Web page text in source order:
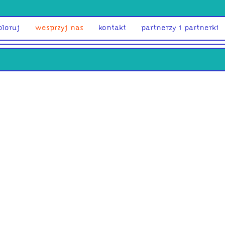
wesprzyj nas kontakt partnerzy i partnerki